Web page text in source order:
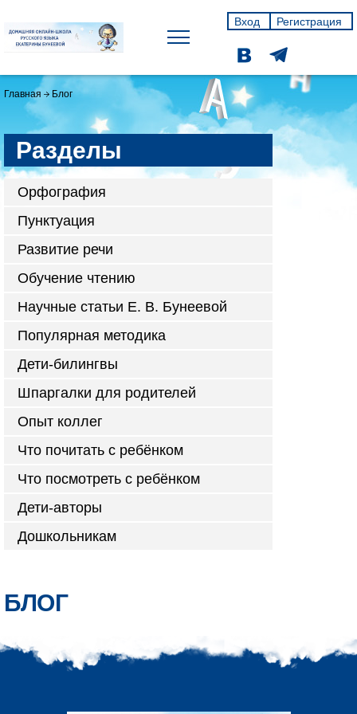
Вход Регистрация
Главная Блог
БЛОГ
Разделы
Орфография
Пунктуация
Развитие речи
Обучение чтению
Научные статьи Е. В. Бунеевой
Популярная методика
Дети-билингвы
Шпаргалки для родителей
Опыт коллег
Что почитать с ребёнком
Что посмотреть с ребёнком
Дети-авторы
Дошкольникам